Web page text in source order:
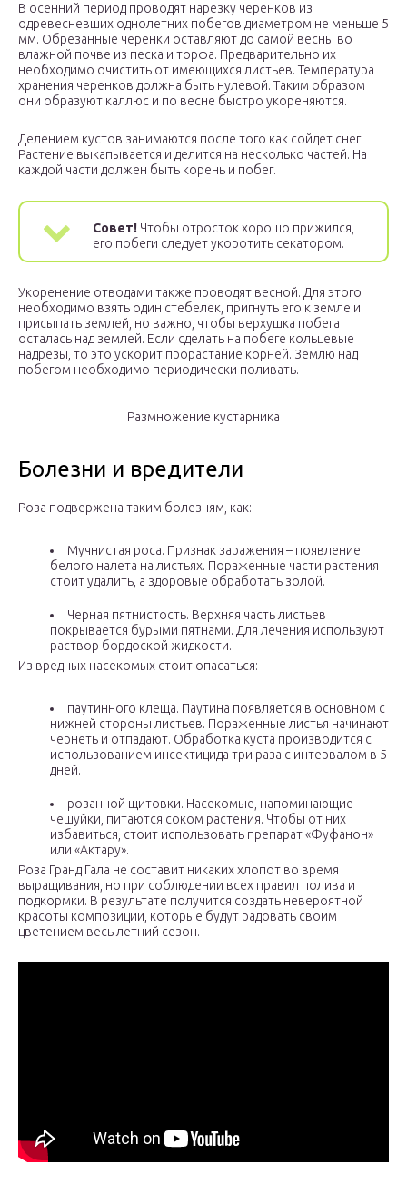
В осенний период проводят нарезку черенков из
одревесневших однолетних побегов диаметром не меньше 5
мм. Обрезанные черенки оставляют до самой весны во
влажной почве из песка и торфа. Предварительно их
необходимо очистить от имеющихся листьев. Температура
хранения черенков должна быть нулевой. Таким образом
они образуют каллюс и по весне быстро укореняются.
Делением кустов занимаются после того как сойдет снег.
Растение выкапывается и делится на несколько частей. На
каждой части должен быть корень и побег.
Совет! Чтобы отросток хорошо прижился,
его побеги следует укоротить секатором.
Укоренение отводами также проводят весной. Для этого
необходимо взять один стебелек, пригнуть его к земле и
присыпать землей, но важно, чтобы верхушка побега
осталась над землей. Если сделать на побеге кольцевые
надрезы, то это ускорит прорастание корней. Землю над
побегом необходимо периодически поливать.
Размножение кустарника
Болезни и вредители
Роза подвержена таким болезням, как:
Мучнистая роса. Признак заражения – появление
белого налета на листьях. Пораженные части растения
стоит удалить, а здоровые обработать золой.
Черная пятнистость. Верхняя часть листьев
покрывается бурыми пятнами. Для лечения используют
раствор бордоской жидкости.
Из вредных насекомых стоит опасаться:
паутинного клеща. Паутина появляется в основном с
нижней стороны листьев. Пораженные листья начинают
чернеть и отпадают. Обработка куста производится с
использованием инсектицида три раза с интервалом в 5
дней.
розанной щитовки. Насекомые, напоминающие
чешуйки, питаются соком растения. Чтобы от них
избавиться, стоит использовать препарат «Фуфанон»
или «Актару».
Роза Гранд Гала не составит никаких хлопот во время
выращивания, но при соблюдении всех правил полива и
подкормки. В результате получится создать невероятной
красоты композиции, которые будут радовать своим
цветением весь летний сезон.